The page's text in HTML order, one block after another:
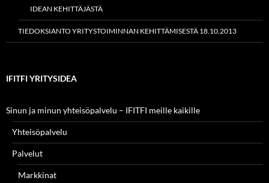
IDEAN KEHITTÄJÄSTÄ
TIEDOKSIANTO YRITYSTOIMINNAN KEHITTÄMISESTÄ 18.10.2013
IFITFI YRITYSIDEA
Sinun ja minun yhteisöpalvelu – IFITFI meille kaikille
Yhteisöpalvelu
Palvelut
Markkinat